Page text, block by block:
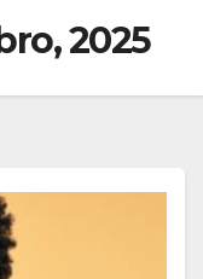
2025